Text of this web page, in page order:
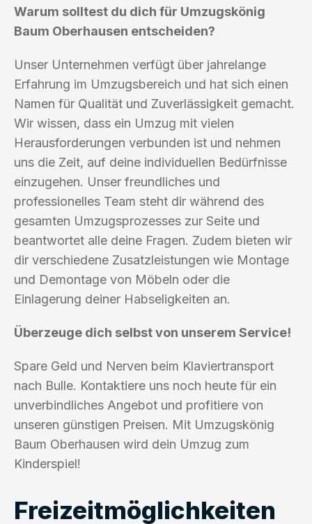
Warum solltest du dich für Umzugskönig
Baum Oberhausen entscheiden?
Unser Unternehmen verfügt über jahrelange
Erfahrung im Umzugsbereich und hat sich einen
Namen für Qualität und Zuverlässigkeit gemacht.
Wir wissen, dass ein Umzug mit vielen
Herausforderungen verbunden ist und nehmen
uns die Zeit, auf deine individuellen Bedürfnisse
einzugehen. Unser freundliches und
professionelles Team steht dir während des
gesamten Umzugsprozesses zur Seite und
beantwortet alle deine Fragen. Zudem bieten wir
dir verschiedene Zusatzleistungen wie Montage
und Demontage von Möbeln oder die
Einlagerung deiner Habseligkeiten an.
Überzeuge dich selbst von unserem Service!
Spare Geld und Nerven beim Klaviertransport
nach Bulle. Kontaktiere uns noch heute für ein
unverbindliches Angebot und profitiere von
unseren günstigen Preisen. Mit Umzugskönig
Baum Oberhausen wird dein Umzug zum
Kinderspiel!
Freizeitmöglichkeiten